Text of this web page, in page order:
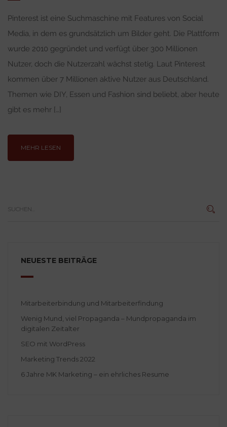
Pinterest ist eine Suchmaschine mit Features von Social
Media, in dem es grundsätzlich um Bilder geht. Die Plattform
wurde 2010 gegründet und verfügt über 300 Millionen
Nutzer, doch die Nutzerzahl wächst stetig. Laut Pinterest
kommen über 7 Millionen aktive Nutzer aus Deutschland.
Themen wie DIY, Essen und Fashion sind beliebt, aber heute
gibt es mehr […]
MEHR LESEN
NEUESTE BEITRÄGE
Mitarbeiterbindung und Mitarbeiterfindung
Wenig Mund, viel Propaganda – Mundpropaganda im
digitalen Zeitalter
SEO mit WordPress
Marketing Trends 2022
6 Jahre MK Marketing – ein ehrliches Resume